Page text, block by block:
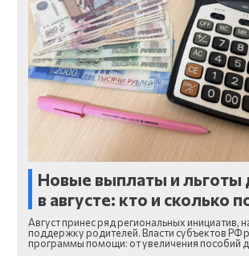
Новые выплаты и льготы
в августе: кто и сколько
Август принес ряд региональных инициатив,
поддержку родителей. Власти субъектов РФ
программы помощи: от увеличения пособий